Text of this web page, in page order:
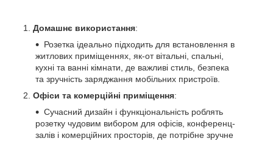
Домашнє використання:
Розетка ідеально підходить для встановлення в
житлових приміщеннях, як-от вітальні, спальні,
кухні та ванні кімнати, де важливі стиль, безпека
та зручність заряджання мобільних пристроїв.
Офіси та комерційні приміщення:
Сучасний дизайн і функціональність роблять
розетку чудовим вибором для офісів, конференц-
залів і комерційних просторів, де потрібне зручне